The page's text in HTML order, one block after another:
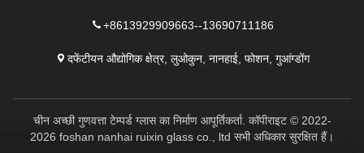
+8613929909663--13690711186
दफेंटीयन औद्योगिक क्षेत्र, लुओकुन, नानहाई, फोशन, गुआंग्डोंग
चीन अच्छी गुणवत्ता टेम्पर्ड ग्लास का निर्माण आपूर्तिकर्ता. कॉपीराइट © 2022-
2026 foshan nanhai ruixin glass co., ltd सभी अधिकार सुरक्षित हैं।